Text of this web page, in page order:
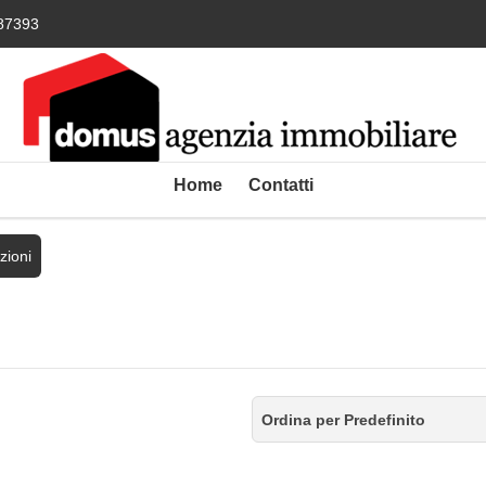
Home Contatti
Ordina per Predefinito